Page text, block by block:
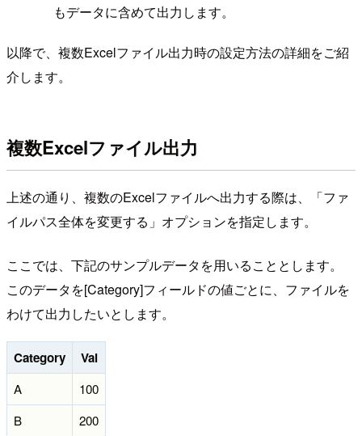
もデータに含めて出力します。
以降で、複数Excelファイル出力時の設定方法の詳細をご紹
介します。
複数Excelファイル出力
上述の通り、複数のExcelファイルへ出力する際は、「ファ
イルパス全体を変更する」オプションを指定します。
ここでは、下記のサンプルデータを用いることとします。
このデータを[Category]フィールドの値ごとに、ファイルを
わけて出力したいとします。
Category Val
A
100
B
200